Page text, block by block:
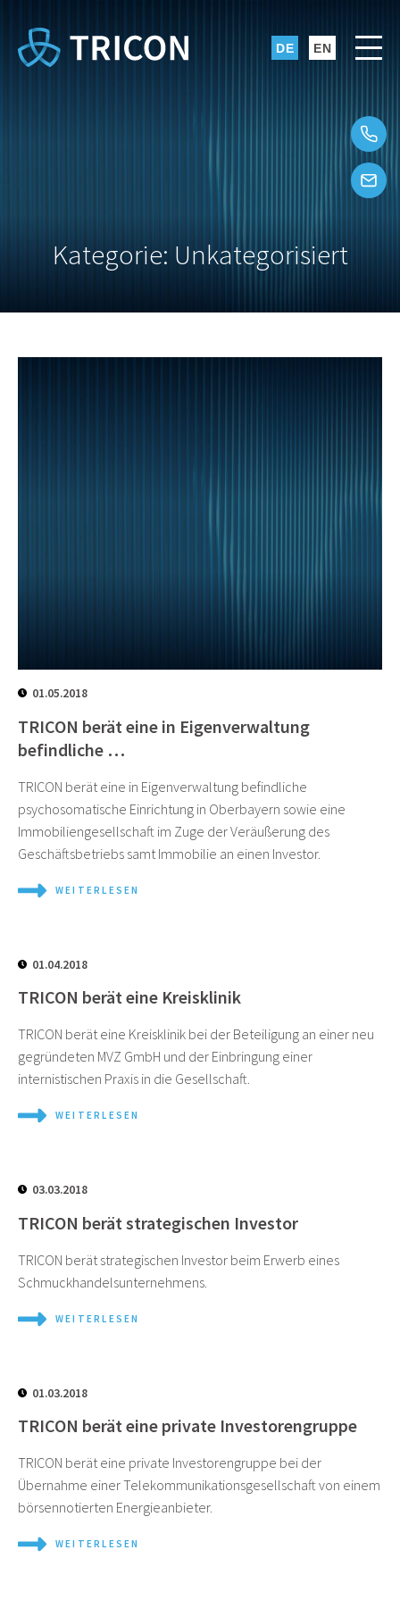
Kategorie: Unkategorisiert
01.05.2018
TRICON berät eine in Eigenverwaltung
befindliche …
TRICON berät eine in Eigenverwaltung befindliche
psychosomatische Einrichtung in Oberbayern sowie eine
Immobiliengesellschaft im Zuge der Veräußerung des
Geschäftsbetriebs samt Immobilie an einen Investor.
WEITERLESEN
01.04.2018
TRICON berät eine Kreisklinik
TRICON berät eine Kreisklinik bei der Beteiligung an einer neu
gegründeten MVZ GmbH und der Einbringung einer
internistischen Praxis in die Gesellschaft.
WEITERLESEN
03.03.2018
TRICON berät strategischen Investor
TRICON berät strategischen Investor beim Erwerb eines
Schmuckhandelsunternehmens.
WEITERLESEN
01.03.2018
TRICON berät eine private Investorengruppe
TRICON berät eine private Investorengruppe bei der
Übernahme einer Telekommunikationsgesellschaft von einem
börsennotierten Energieanbieter.
WEITERLESEN